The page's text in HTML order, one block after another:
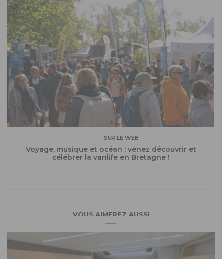
SUR LE WEB
Voyage, musique et océan : venez découvrir et
célébrer la vanlife en Bretagne !
VOUS AIMEREZ AUSSI